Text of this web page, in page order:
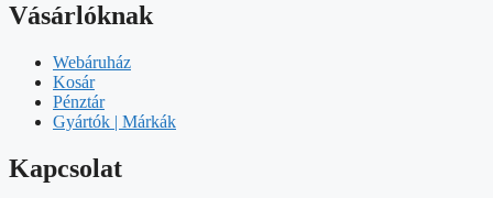
Vásárlóknak
Webáruház
Kosár
Pénztár
Gyártók | Márkák
Kapcsolat